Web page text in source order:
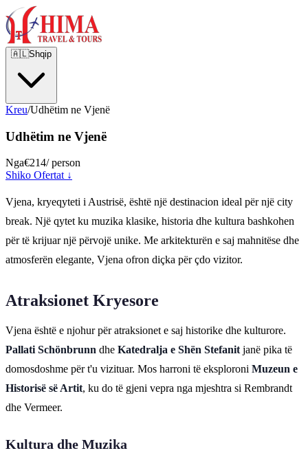
🇦🇱Shqip
Kreu/Udhëtim ne Vjenë
Udhëtim ne Vjenë
Nga€214/ person
Shiko Ofertat ↓
Vjena, kryeqyteti i Austrisë, është një destinacion ideal për një city
break. Një qytet ku muzika klasike, historia dhe kultura bashkohen
për të krijuar një përvojë unike. Me arkitekturën e saj mahnitëse dhe
atmosferën elegante, Vjena ofron diçka për çdo vizitor.
Atraksionet Kryesore
Vjena është e njohur për atraksionet e saj historike dhe kulturore.
Pallati Schönbrunn dhe Katedralja e Shën Stefanitjanë pika të
domosdoshme për t'u vizituar. Mos harroni të eksploroni Muzeun e
Historisë së Artit, ku do të gjeni vepra nga mjeshtra si Rembrandt
dhe Vermeer.
Kultura dhe Muzika